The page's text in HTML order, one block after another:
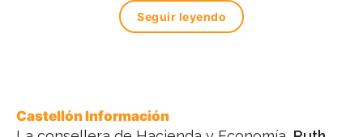
Seguir leyendo
Castellón Información